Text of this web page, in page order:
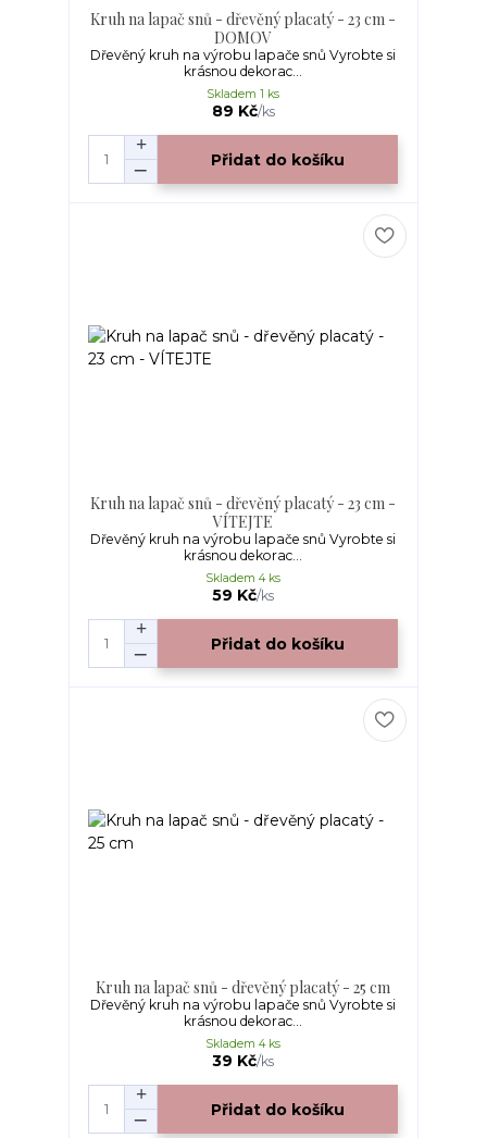
Kruh na lapač snů - dřevěný placatý - 23 cm -
DOMOV
Dřevěný kruh na výrobu lapače snů Vyrobte si
krásnou dekorac...
89 Kč/ks
Skladem 1 ks
Přidat do košíku
Kruh na lapač snů - dřevěný placatý - 23 cm -
VÍTEJTE
Dřevěný kruh na výrobu lapače snů Vyrobte si
krásnou dekorac...
59 Kč/ks
Skladem 4 ks
Přidat do košíku
Kruh na lapač snů - dřevěný placatý - 25 cm
Dřevěný kruh na výrobu lapače snů Vyrobte si
krásnou dekorac...
39 Kč/ks
Skladem 4 ks
Přidat do košíku